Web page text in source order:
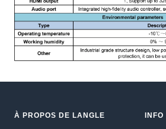
À PROPOS DE LANGLE INFO